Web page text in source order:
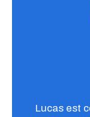
Lucas est